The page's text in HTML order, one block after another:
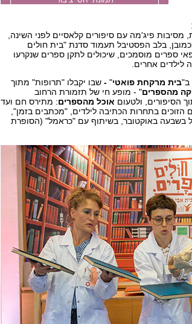
מסיבות פיג'מה עם סיפורים קלאסיים לפני השינה,
בלב הפסטיבל תעמוד סדנת "בית חולים
ספרים מוסמכים, שיכולים לתקן ספרים שנקרעו
לילדים אחרים.
ב"בית מרקחת פואטי"
- שבו יקבלו "תרופות" מתוך
מהספרים" - מופע חי של תזמורת הרחוב
הסיפורים, ולטעום אוכל מהספרים: מתירס חם ועד
הזוכים בתחרות הכתיבה לילדים, "מכתבים בזמן",
בשבעה באוקטובר, בשיתוף עם "כראמל" (הסופרת